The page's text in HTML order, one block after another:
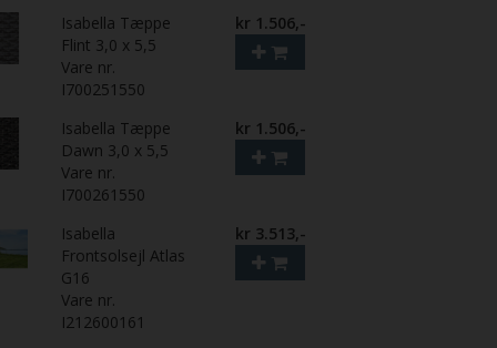
Isabella Tæppe
Flint 3,0 x 5,5
Vare nr.
I700251550
kr 1.506,-
Isabella Tæppe
Dawn 3,0 x 5,5
Vare nr.
I700261550
kr 1.506,-
Isabella
Frontsolsejl Atlas
G16
Vare nr.
I212600161
kr 3.513,-